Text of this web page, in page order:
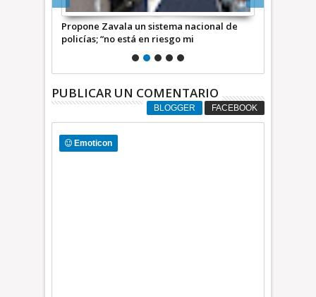
Propone Zavala un sistema nacional de
policías; “no está en riesgo mi
candidatura” (video)
PUBLICAR UN COMENTARIO
BLOGGER FACEBOOK
Emoticon